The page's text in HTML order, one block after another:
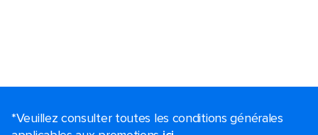
*Veuillez consulter toutes les conditions générales